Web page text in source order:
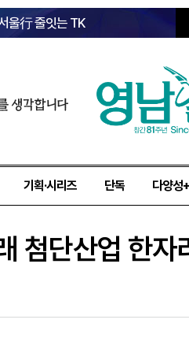
울行 줄잇는 TK
생각합니다
기획·시리즈 단독 다양성+
첨단산업 한